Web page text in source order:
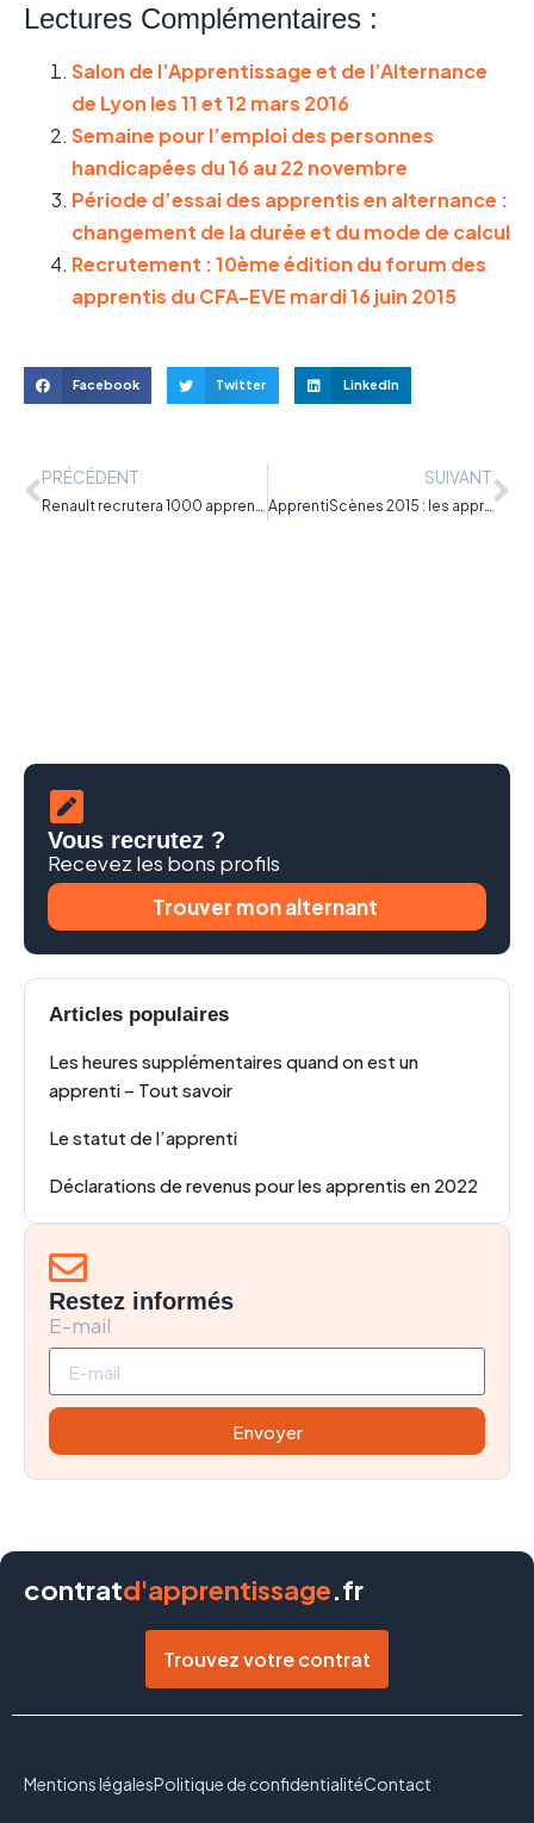
Lectures Complémentaires :
Salon de l’Apprentissage et de l’Alternance
de Lyon les 11 et 12 mars 2016
Semaine pour l’emploi des personnes
handicapées du 16 au 22 novembre
Période d’essai des apprentis en alternance :
changement de la durée et du mode de calcul
Recrutement : 10ème édition du forum des
apprentis du CFA-EVE mardi 16 juin 2015
Facebook Twitter LinkedIn
PRÉCÉDENT
Renault recrutera 1000 apprentis en 2015 ! Postulez !
SUIVANT
ApprentiScènes 2015 : les apprentis font leur théâtre
Vous recrutez ?
Recevez les bons profils
Trouver mon alternant
Articles populaires
Les heures supplémentaires quand on est un
apprenti – Tout savoir
Le statut de l’apprenti
Déclarations de revenus pour les apprentis en 2022
Restez informés
E-mail
Envoyer
contratd'apprentissage.fr
Trouvez votre contrat
Mentions légalesPolitique de confidentialitéContact